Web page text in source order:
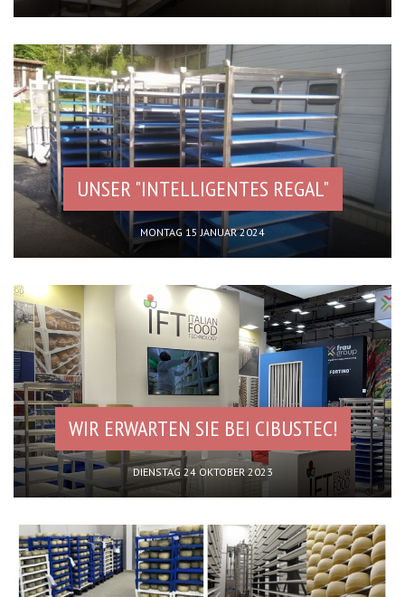
UNSER "INTELLIGENTES REGAL"
MONTAG 15 JANUAR 2024
WIR ERWARTEN SIE BEI CIBUSTEC!
DIENSTAG 24 OKTOBER 2023